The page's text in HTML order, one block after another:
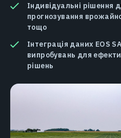
Індивідуальні рішення
прогнозування
тощо
Інтеграція даних EOS
випробувань для
рішень